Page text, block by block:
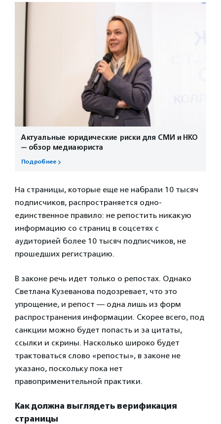
Актуальные юридические риски для СМИ и НКО
— обзор медиаюриста
Подробнее
На страницы, которые еще не набрали 10 тысяч
подписчиков, распространяется одно-
единственное правило: не репостить никакую
информацию со страниц в соцсетях с
аудиторией более 10 тысяч подписчиков, не
прошедших регистрацию.
В законе речь идет только о репостах. Однако
Светлана Кузеванова подозревает, что это
упрощение, и репост — одна лишь из форм
распространения информации. Скорее всего, под
санкции можно будет попасть и за цитаты,
ссылки и скрины. Насколько широко будет
трактоваться слово «репосты», в законе не
указано, поскольку пока нет
правоприменительной практики.
Как должна выглядеть верификация
страницы